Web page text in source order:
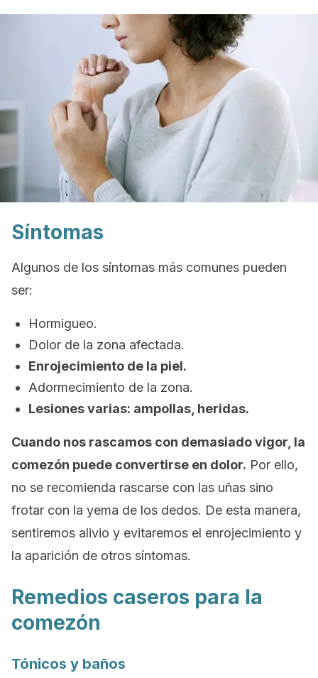
Síntomas
Algunos de los síntomas más comunes pueden
ser:
Hormigueo.
Dolor de la zona afectada.
Enrojecimiento de la piel.
Adormecimiento de la zona.
Lesiones varias: ampollas, heridas.
Cuando nos rascamos con demasiado vigor, la
comezón puede convertirse en dolor. Por ello,
no se recomienda rascarse con las uñas sino
frotar con la yema de los dedos. De esta manera,
sentiremos alivio y evitaremos el enrojecimiento y
la aparición de otros síntomas.
Remedios caseros para la
comezón
Tónicos y baños